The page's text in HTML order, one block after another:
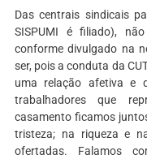
Das centrais sindicais
SISPUMI é filiado),
conforme divulgado na
ser, pois a conduta da
uma relação afetiva e
trabalhadores que
casamento ficamos
tristeza; na riqueza e
ofertadas. Falamos